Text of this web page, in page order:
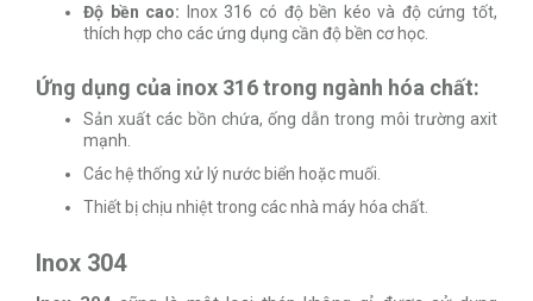
Độ bền cao: Inox 316 có độ bền kéo và độ cứng tốt,
thích hợp cho các ứng dụng cần độ bền cơ học.
Ứng dụng của inox 316 trong ngành hóa chất:
Sản xuất các bồn chứa, ống dẫn trong môi trường axit
mạnh.
Các hệ thống xử lý nước biển hoặc muối.
Thiết bị chịu nhiệt trong các nhà máy hóa chất.
Inox 304